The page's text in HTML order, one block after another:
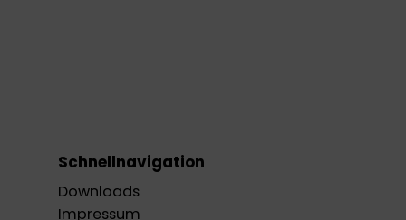
Schnellnavigation
Downloads
Impressum